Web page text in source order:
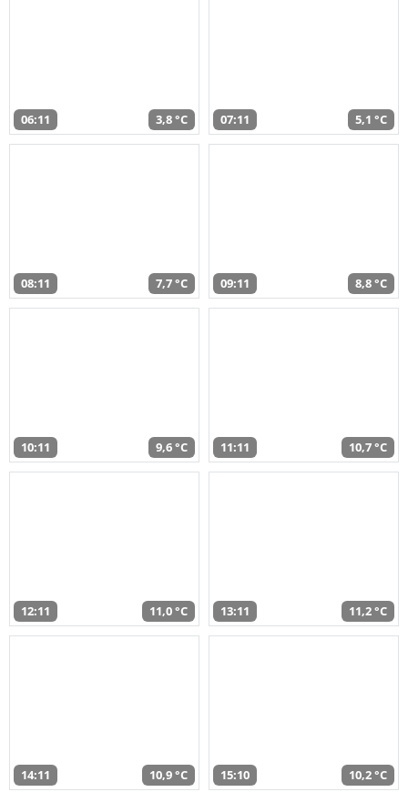
06:11 3,8 °C 07:11 5,1 °C
08:11 7,7 °C 09:11 8,8 °C
10:11 9,6 °C 11:11 10,7 °C
12:11 11,0 °C 13:11 11,2 °C
14:11 10,9 °C 15:10 10,2 °C